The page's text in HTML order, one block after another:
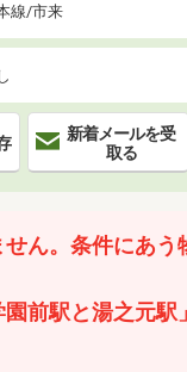
線/市来
新着メールを受
取る
ん。条件にあう
園前駅と湯之元駅